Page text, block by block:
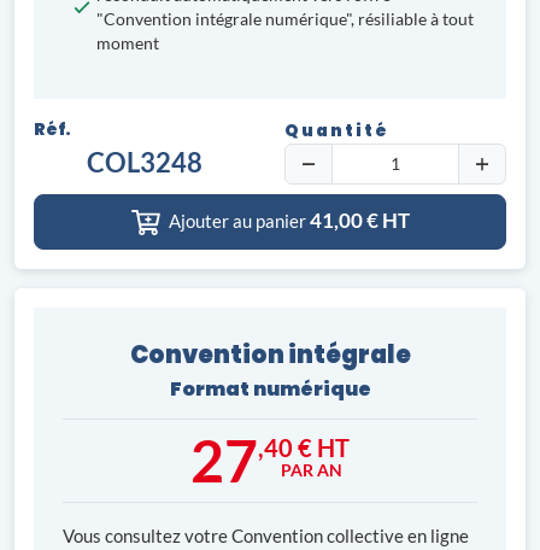
"Convention intégrale numérique", résiliable à tout
moment
Réf.
COL3248
Quantité
Ajouter au panier41,00€ HT
Convention intégrale
Format numérique
27,40 € HT
PAR AN
Vous consultez votre Convention collective en ligne